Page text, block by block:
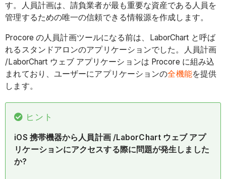
す。人員計画は、請負業者が最も重要な資産である人員を
管理するための唯一の信頼できる情報源を作成します。
Procore の人員計画ツールになる前は、LaborChart と呼ば
れるスタンドアロンのアプリケーションでした。人員計画
/LaborChart ウェブ アプリケーションは Procore に組み込
まれており、ユーザーにアプリケーションの全機能を提供
します。
ヒント
iOS 携帯機器から人員計画 /LaborChart ウェブ アプ
リケーションにアクセスする際に問題が発生しました
か?